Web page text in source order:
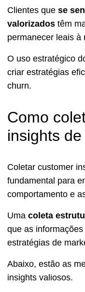
Clientes que se
valorizados têm
permanecer leais à
O uso estratégico
criar estratégias
churn.
Como
insights
Coletar customer
fundamental para
comportamento e
Uma coleta
que as
estratégias de
Abaixo, estão as
insights valiosos.